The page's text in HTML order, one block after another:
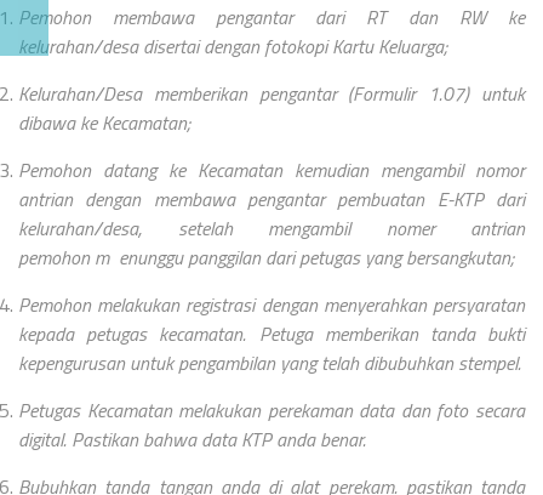
Pemohon membawa pengantar dari RT dan RW ke
kelurahan/desa disertai dengan fotokopi Kartu Keluarga;
Kelurahan/Desa memberikan pengantar (Formulir 1.07) untuk
dibawa ke Kecamatan;
Pemohon datang ke Kecamatan kemudian mengambil nomor
antrian dengan membawa pengantar pembuatan E-KTP dari
kelurahan/desa, setelah mengambil nomer antrian
pemohon m enunggu panggilan dari petugas yang bersangkutan;
Pemohon melakukan registrasi dengan menyerahkan persyaratan
kepada petugas kecamatan. Petuga memberikan tanda bukti
kepengurusan untuk pengambilan yang telah dibubuhkan stempel.
Petugas Kecamatan melakukan perekaman data dan foto secara
digital. Pastikan bahwa data KTP anda benar.
Bubuhkan tanda tangan anda di alat perekam. pastikan tanda